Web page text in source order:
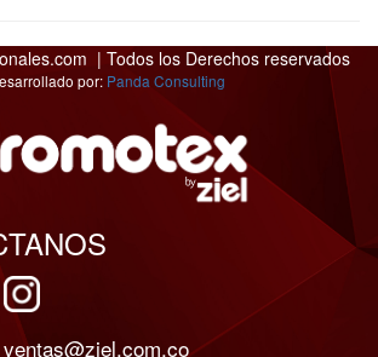
| Todos los Derechos reservados
por: Panda Consulting
ventas@ziel.com.co